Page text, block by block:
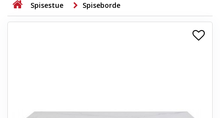
+
STUE
+
TÆPPER
Spisestue Spiseborde